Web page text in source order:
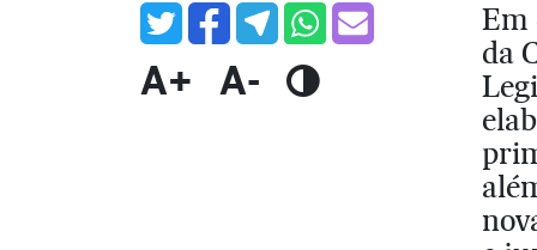
A+ A-
Em
da